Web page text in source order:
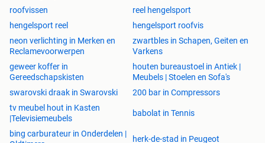
roofvissen
reel hengelsport
hengelsport reel
hengelsport roofvis
neon verlichting in Merken en
Reclamevoorwerpen
zwartbles in Schapen, Geiten en
Varkens
geweer koffer in
Gereedschapskisten
houten bureaustoel in Antiek |
Meubels | Stoelen en Sofa's
swarovski draak in Swarovski
200 bar in Compressors
tv meubel hout in Kasten
|Televisiemeubels
babolat in Tennis
bing carburateur in Onderdelen |
herk-de-stad in Peugeot